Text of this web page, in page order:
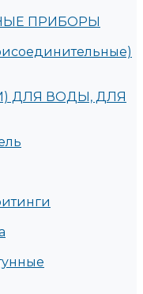
ПРИБОРЫ
ДЛЯ ВОДЫ, ДЛЯ